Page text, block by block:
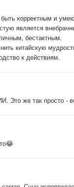
корректным и
является
бестактным.
китайскую
к действиям.
Это же так просто -